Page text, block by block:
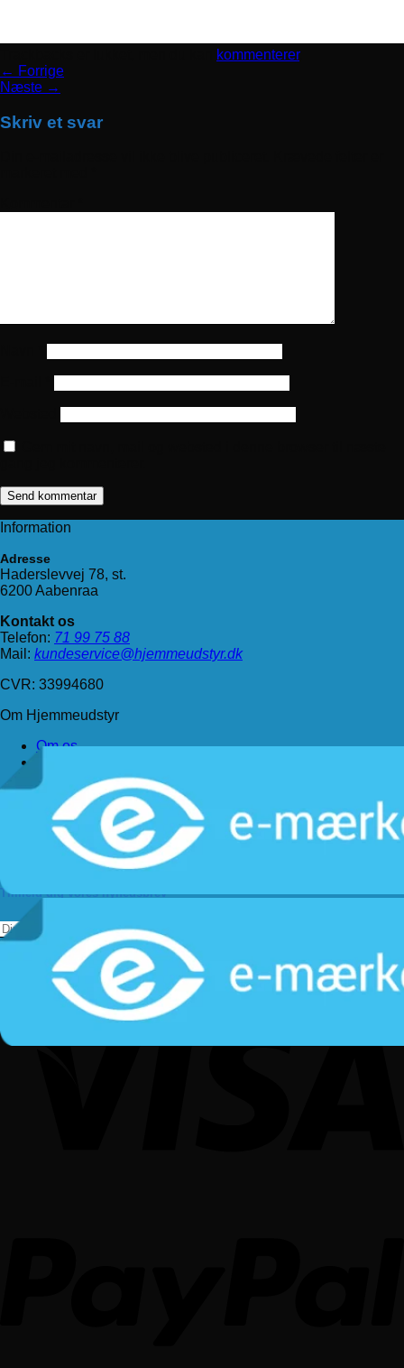
kommenterer.
← Forrige
Næste →
Skriv et svar
Information
Adresse
Haderslevvej 78, st.
6200 Aabenraa
Kontakt os
Telefon: 71 99 75 88
Mail: kundeservice@hjemmeudstyr.dk
CVR: 33994680
Om Hjemmeudstyr
Om os
Levering
Kundeservice
Returnering
Privatlivspolitik
Tilmeld dig vores nyhedsbrev